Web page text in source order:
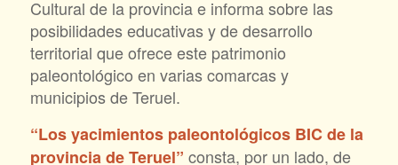
Cultural de la provincia e informa sobre las
posibilidades educativas y de desarrollo
territorial que ofrece este patrimonio
paleontológico en varias comarcas y
municipios de Teruel.
“Los yacimientos paleontológicos BIC de la
provincia de Teruel” consta, por un lado, de